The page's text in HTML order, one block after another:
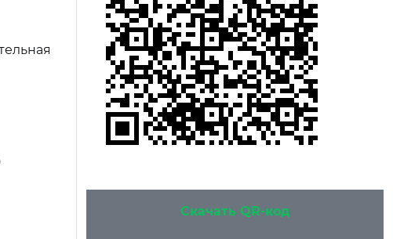
Скачать QR-код